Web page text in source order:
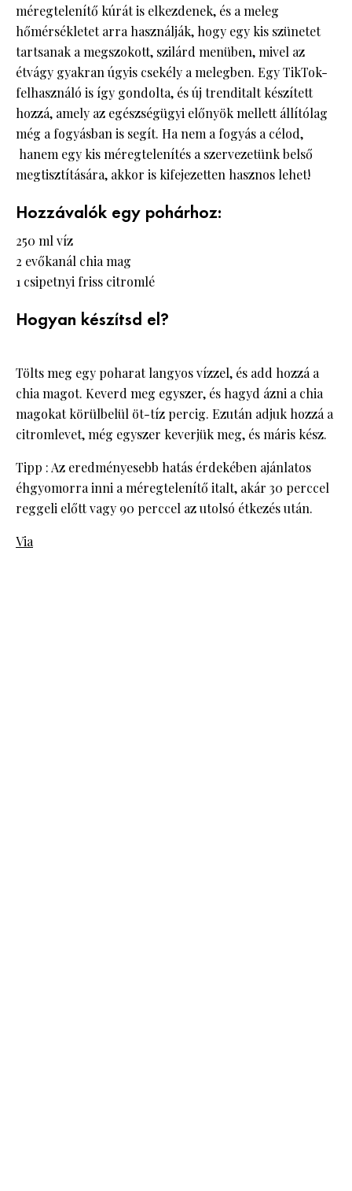
méregtelenítő kúrát is elkezdenek, és a meleg
hőmérsékletet arra használják, hogy egy kis szünetet
tartsanak a megszokott, szilárd menüben, mivel az
étvágy gyakran úgyis csekély a melegben. Egy TikTok-
felhasználó is így gondolta, és új trenditalt készített
hozzá, amely az egészségügyi előnyök mellett állítólag
még a fogyásban is segít. Ha nem a fogyás a célod,
hanem egy kis méregtelenítés a szervezetünk belső
megtisztítására, akkor is kifejezetten hasznos lehet!
Hozzávalók egy pohárhoz:
250 ml víz
2 evőkanál chia mag
1 csipetnyi friss citromlé
Hogyan készítsd el?
Tölts meg egy poharat langyos vízzel, és add hozzá a
chia magot. Keverd meg egyszer, és hagyd ázni a chia
magokat körülbelül öt-tíz percig. Ezután adjuk hozzá a
citromlevet, még egyszer keverjük meg, és máris kész.
Tipp : Az eredményesebb hatás érdekében ajánlatos
éhgyomorra inni a méregtelenítő italt, akár 30 perccel
reggeli előtt vagy 90 perccel az utolsó étkezés után.
Via